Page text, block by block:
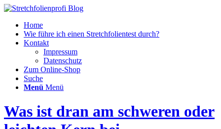
Home
Wie führe ich einen Stretchfolientest durch?
Kontakt
Impressum
Datenschutz
Zum Online-Shop
Suche
Menü Menü
Was ist dran am schweren oder